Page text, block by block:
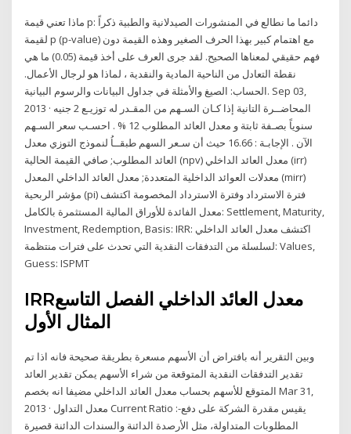
ماذا تعني قيمة p: دائما ما نطالع في المنشورات الصيدلانية والطبية ذكراً
لقيمة p (p-value) مع اهتمام كبير بهذا الحرف الصغير وهذه القيمة دون
فهم حقيقي لمعناها الصحيح. لقد جرى العرف على أخذ قيمة (0.05) ما هي
نقطة التعادل من الناحية المادية والنقدية ، لماذا هو لرجال الأعمال.
الحساب: الصيغ والأمثلة في جداول البيانات والرسوم البيانية. Sep 03,
2013 · المحاضــرة التانية إذا كـان السـهم من المقـدر له توزيـع 2 جنيه
سنوياً بصـفة ثابتة و معدل العائد المطلوب 12 % . احسـب سعر السـهم
الآن . الإجابـة : 16.66 حيث أن سـعر السهم طبقــاُ لنموذج التوزي معدل
العائد المطلوب; صافي القيمة الحالية (npv) معدل العائد الداخلي (irr)
معدلات العوائد الداخلية المتعددة; معدل العائد الداخلي المعدل (mirr)
مؤشر الربحية (pi) فترة الاسترداد وفترة الاسترداد المخصومة اكتشف
معدل الفائدة للأوراق المالية المستثمرة بالكامل: Settlement, Maturity,
Investment, Redemption, Basis: IRR: اكتشف معدل العائد الداخلي
لسلسلة من التدفقات النقدية التي تحدث على فترات منتظمة: Values,
Guess: ISPMT
IRRمعدل العائد الداخلي الفصل التاسع
المثال الأول
وبين التقرير أنه بافتراض أن الأسهم مسعرة بطريقة صحيحة فانه اذا تم
تقدير التدفقات النقدية المتوقعة من شراء الأسهم يمكن تقدير العائد
المتوقع للأسهم بحساب معدل العائد الداخلي مضيفا انه بخصم Mar 31,
2013 · معدل التداول Current Ratio :-يقيس مقدرة الشركة على دفع
المطلوبات المتداولة، مثل الأرصدة الدائنة والسندات الدائنة قصيرة